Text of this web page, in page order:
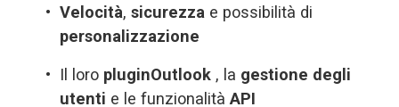
Velocità, sicurezza
personalizzazione
Il loro pluginOutlook , la gestione degli
utenti e le funzionalità API